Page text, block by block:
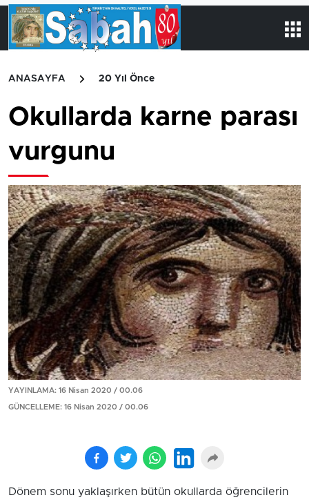
ANASAYFA 20 Yıl Önce
Okullarda karne parası
vurgunu
YAYINLAMA: 16 Nisan 2020 / 00.06
GÜNCELLEME: 16 Nisan 2020 / 00.06
Dönem sonu yaklaşırken bütün okullarda öğrencilerin